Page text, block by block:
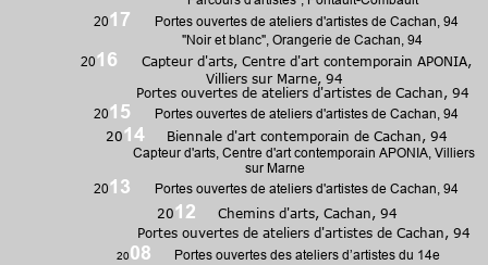
2017
Portes ouvertes de ateliers d'artistes de Cachan, 94
"Noir et blanc", Orangerie de Cachan, 94
2016
Capteur d'arts, Centre d'art contemporain APONIA,
Villiers sur Marne, 94
Portes ouvertes de ateliers d'artistes de Cachan, 94
2015 Portes ouvertes de ateliers d'artistes de Cachan, 94
2014 Biennale d'art contemporain de Cachan, 94
Capteur d'arts, Centre d'art contemporain APONIA, Villiers
sur Marne
2013 Portes ouvertes de ateliers d'artistes de Cachan, 94
2012
Chemins d'arts, Cachan, 94
Portes ouvertes de ateliers d'artistes de Cachan, 94
2008 Portes ouvertes des ateliers d’artistes du 14e